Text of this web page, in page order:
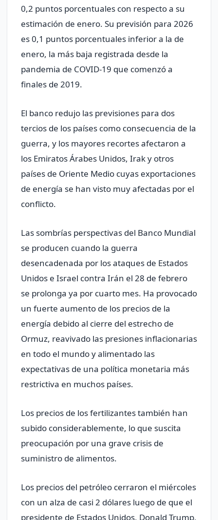
0,2 puntos porcentuales con respecto a su
estimación de enero. Su previsión para 2026
es 0,1 puntos porcentuales inferior a la de
enero, ‌la más baja registrada desde la
pandemia de COVID-19 que comenzó a
finales de 2019.
El banco redujo las previsiones para dos
tercios de los países como consecuencia de la
guerra, y los mayores recortes afectaron a
los Emiratos Árabes Unidos, Irak y otros
países de Oriente Medio cuyas exportaciones
de ​energía se han visto muy afectadas por el
conflicto.
Las sombrías perspectivas del Banco Mundial
se producen cuando la guerra
desencadenada por los ataques de Estados
Unidos e Israel contra Irán el 28 de febrero
se prolonga ya por cuarto mes. Ha provocado
un fuerte aumento de los precios de la
energía debido al cierre del estrecho de
Ormuz, reavivado las presiones inflacionarias
en todo el mundo y alimentado las
expectativas de una política monetaria más
restrictiva en muchos países.
Los precios de los fertilizantes también han
subido considerablemente, lo que suscita
preocupación por una grave crisis de
suministro de alimentos.
Los precios del petróleo cerraron el miércoles
con un alza de casi 2 dólares luego de que el
presidente de Estados Unidos, Donald Trump,